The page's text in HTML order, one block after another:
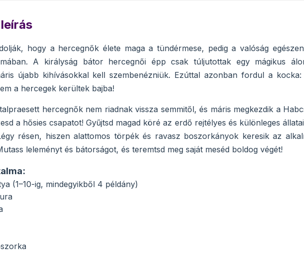
hogy a hercegnők élete maga a tündérmese, pedig a valóság
A királyság bátor hercegnői épp csak túljutottak egy mágikus
újabb kihívásokkal kell szembenézniük. Ezúttal azonban fordul a
a hercegek kerültek bajba!
hercegnők nem riadnak vissza semmitől, és máris megkezdik a
a hősies csapatot! Gyűjtsd magad köré az erdő rejtélyes és különleges
résen, hiszen alattomos törpék és ravasz boszorkányok keresik az
leleményt és bátorságot, és teremtsd meg saját meséd boldog végét!
(1–10-ig, mindegyikből 4 példány)